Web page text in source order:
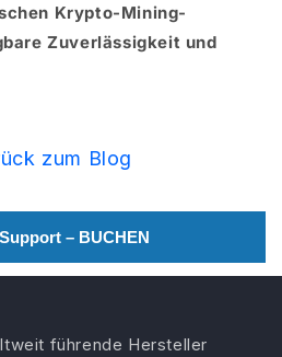
Krypto-Mining-
Zuverlässigkeit und
zum Blog
– BUCHEN
führende Hersteller